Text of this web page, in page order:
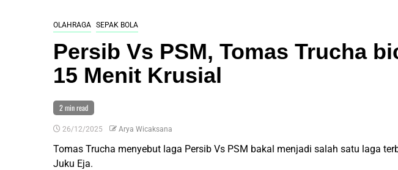
OLAHRAGA SEPAK BOLA
Persib Vs PSM, Tomas Trucha
15 Menit Krusial
2 min read
26/12/2025 Arya Wicaksana
Tomas Trucha menyebut laga Persib Vs PSM bakal menjadi salah satu laga
Juku Eja.